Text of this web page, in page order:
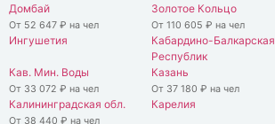
Домбай
От 52 647 ₽ на чел
Золотое Кольцо
От 110 605 ₽ на чел
Ингушетия
Кабардино-Балкарская
Республик
Кав. Мин. Воды
От 33 072 ₽ на чел
Казань
От 37 180 ₽ на чел
Калининградская обл.
От 38 440 ₽ на чел
Карелия